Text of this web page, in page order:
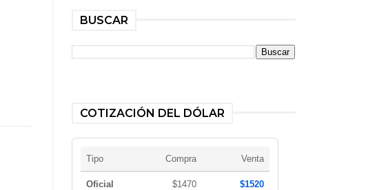
BUSCAR
COTIZACIÓN DEL DÓLAR
Tipo Compra Venta
Oficial $1470 $1520